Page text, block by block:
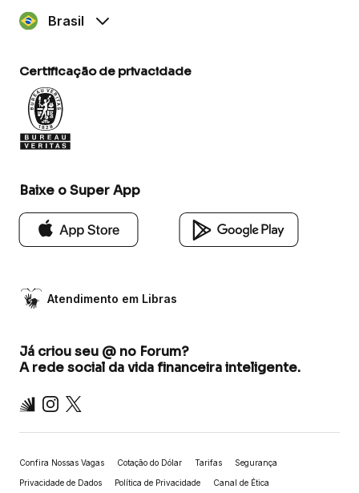
Brasil
Certificação de privacidade
Baixe o Super App
Atendimento em Libras
Já criou seu @ no Forum?
A rede social da vida financeira inteligente.
Inter Instagram
X
Confira Nossas Vagas Cotação do Dólar Tarifas Segurança
Privacidade de Dados Política de Privacidade Canal de Ética